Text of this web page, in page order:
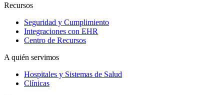
Recursos
Seguridad y Cumplimiento
Integraciones con EHR
Centro de Recursos
A quién servimos
Hospitales y Sistemas de Salud
Clínicas